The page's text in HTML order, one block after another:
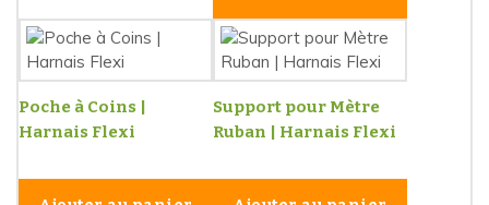
Poche à Coins |
Harnais Flexi
Support pour Mètre
Ruban | Harnais Flexi